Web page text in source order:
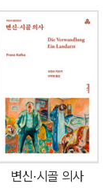
의 결혼을 방해한
단념하고 성서의
일을 기약하고자
려 한 끝에 알리
실의 행복을 누리
자에게 의미심장
주인공 제
변신·시골 의사